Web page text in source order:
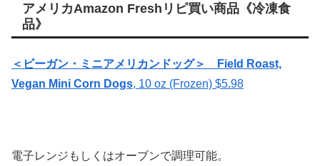
アメリカAmazon Freshリピ買い商品《冷凍食
品》
＜ビーガン・ミニアメリカンドッグ＞ Field Roast,
Vegan Mini Corn Dogs, 10 oz (Frozen) $5.98
電子レンジもしくはオーブンで調理可能。